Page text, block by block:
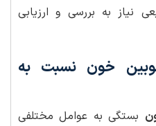
نیاز به بررسی و ارزیابی
خون نسبت به
بستگی به عوامل مختلفی